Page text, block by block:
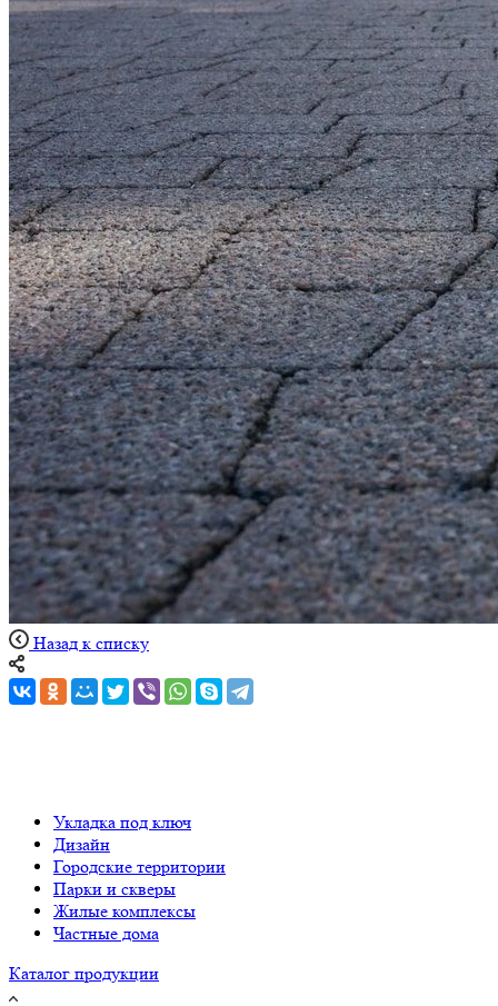
Назад к списку
Укладка под ключ
Дизайн
Городские территории
Парки и скверы
Жилые комплексы
Частные дома
Каталог продукции